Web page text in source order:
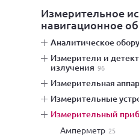
измерительное испытательное и
навигационное
аналитическое
измерители и детекторы ионизирующего
излучения 96
измерительная
измерительные
измерительный
амперметр 25